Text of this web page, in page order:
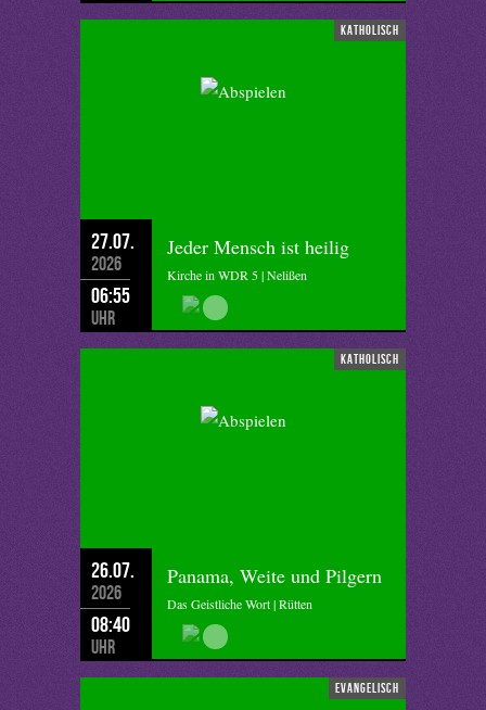
katholisch
27.07.
2026
06:55
Uhr
Jeder Mensch ist heilig
Kirche in WDR 5 | Nelißen
katholisch
26.07.
2026
08:40
Uhr
Panama, Weite und Pilgern
Das Geistliche Wort | Rütten
evangelisch